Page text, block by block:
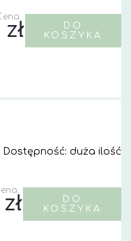
DO
KOSZYKA
Dostępność: duża ilość
DO
KOSZYKA